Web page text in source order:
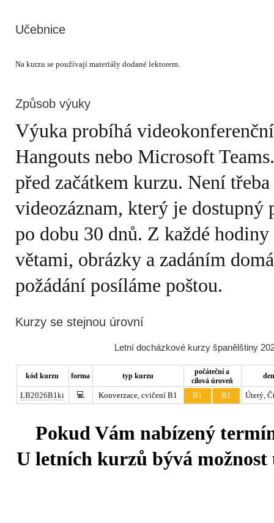
Učebnice
Způsob výuky
Výuka probíhá
Hangouts nebo Microsoft
před začátkem kurzu. Není
videozáznam, který je dostupný
po dobu 30 dnů. Z každé
větami, obrázky a zadáním
požádání posíláme poštou.
Kurzy se stejnou úrovní
Letní docházkové kurzy španělštiny
kód kurzu forma typ kurzu
počáteční a
cílová úroveň
den
LB2026B1ki 💻 Konverzace, cvičení B1 B1 B1 Úterý,
Pokud Vám nabízený
U letních kurzů bývá